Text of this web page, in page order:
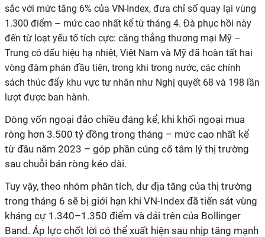
sắc với mức tăng 6% của VN-Index, đưa chỉ số quay lại vùng
1.300 điểm – mức cao nhất kể từ tháng 4. Đà phục hồi này
đến từ loạt yếu tố tích cực: căng thẳng thương mại Mỹ –
Trung có dấu hiệu hạ nhiệt, Việt Nam và Mỹ đã hoàn tất hai
vòng đàm phán đầu tiên, trong khi trong nước, các chính
sách thúc đẩy khu vực tư nhân như Nghị quyết 68 và 198 lần
lượt được ban hành.
Dòng vốn ngoại đảo chiều đáng kể, khi khối ngoại mua
ròng hơn 3.500 tỷ đồng trong tháng – mức cao nhất kể
từ đầu năm 2023 – góp phần củng cố tâm lý thị trường
sau chuỗi bán ròng kéo dài.
Tuy vậy, theo nhóm phân tích, dư địa tăng của thị trường
trong tháng 6 sẽ bị giới hạn khi VN-Index đã tiến sát vùng
kháng cự 1.340–1.350 điểm và dải trên của Bollinger
Band. Áp lực chốt lời có thể xuất hiện sau nhịp tăng mạnh